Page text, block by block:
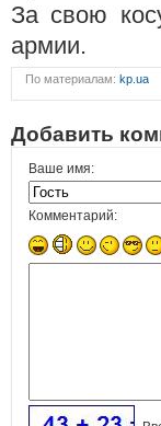
За свою
армии.
По материалам: kp.ua
Добавить
Ваше имя:
Комментарий: